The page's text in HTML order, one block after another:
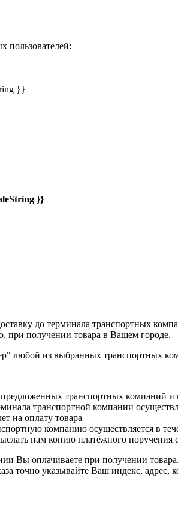
пользователей:
}}
}}
до терминала транспортных
при получении товара в Вашем городе.
любой из выбранных транспортных
транспортных компаний
транспортной компании
на оплату товара
компанию осуществляется в
нам копию платёжного поручения
Вы оплачиваете при получении
точно указывайте Ваш индекс, адрес,